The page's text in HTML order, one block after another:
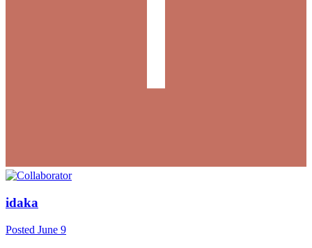
idaka
Posted June 9